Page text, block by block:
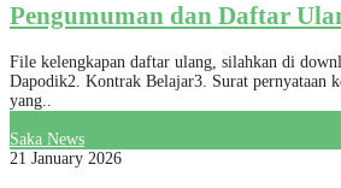
Pengumuman dan Daftar
File kelengkapan daftar ulang, silahkan di
Dapodik2. Kontrak Belajar3. Surat pernyataan
yang..
Saka News
21 January 2026